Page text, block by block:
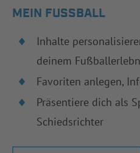
MEIN FUSSBALL
Inhalte
deinem
Favoriten anlegen,
Präsentiere dich als
Schiedsrichter